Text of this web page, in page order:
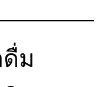
ม